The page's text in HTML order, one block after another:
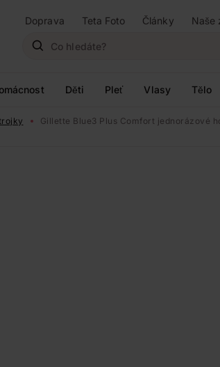
Doprava Teta Foto Články Naše
Děti Pleť Vlasy Tělo
Gillette Blue3 Plus Comfort jednorázové